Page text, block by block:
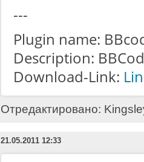
---
Plugin name:
Description:
Download-Link:
Отредактировано:
21.05.2011 12:33